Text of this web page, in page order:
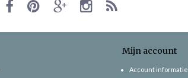
Mijn account
Account informatie